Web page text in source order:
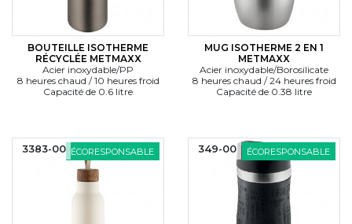
BOUTEILLE ISOTHERME
RÉCYCLÉE METMAXX
Acier inoxydable/PP
8 heures chaud / 10 heures froid
Capacité de 0.6 litre
MUG ISOTHERME 2 EN 1
METMAXX
Acier inoxydable/Borosilicate
8 heures chaud / 24 heures froid
Capacité de 0.38 litre
ÉCORESPONSABLE
3383-00 ÉCORESPONSABLE
349-00